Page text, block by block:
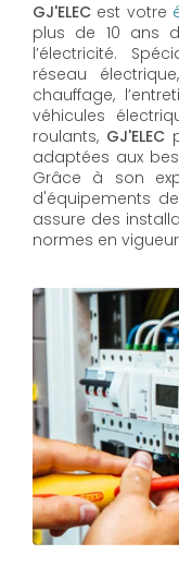
GJ'ELEC est votre
plus de 10 ans
l’électricité.
réseau
chauffage,
véhicules
roulants, GJ'ELEC
adaptées aux
Grâce à son
d'équipements
assure des
normes en